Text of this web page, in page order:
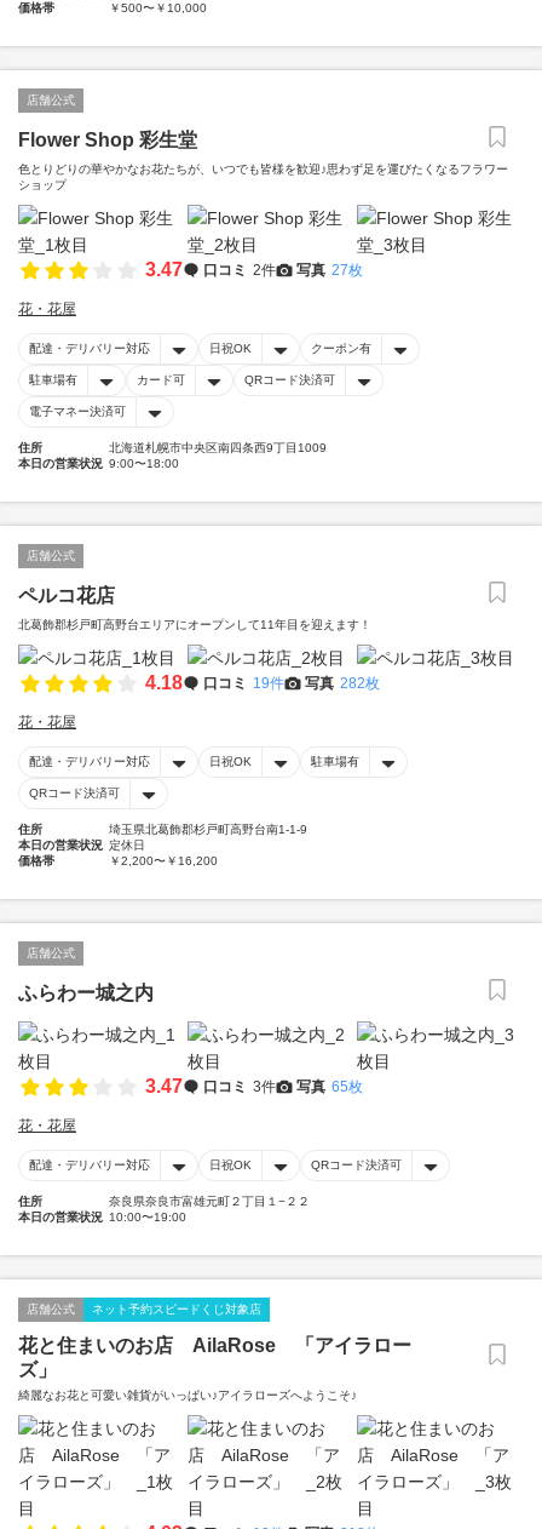
価格帯
￥500〜￥10,000
店舗公式
Flower Shop 彩生堂
色とりどりの華やかなお花たちが、いつでも皆様を歓迎♪思わず足を運びたくなるフラワー
ショップ
3.47 口コミ 2件 写真 27枚
花・花屋
配達・デリバリー対応 日祝OK クーポン有
駐車場有 カード可 QRコード決済可
電子マネー決済可
住所
北海道札幌市中央区南四条西9丁目1009
本日の営業状況 9:00〜18:00
店舗公式
ペルコ花店
北葛飾郡杉戸町高野台エリアにオープンして11年目を迎えます！
4.18 口コミ 19件 写真 282枚
花・花屋
配達・デリバリー対応 日祝OK 駐車場有
QRコード決済可
住所
埼玉県北葛飾郡杉戸町高野台南1-1-9
本日の営業状況 定休日
価格帯
￥2,200〜￥16,200
店舗公式
ふらわー城之内
3.47 口コミ 3件 写真 65枚
花・花屋
配達・デリバリー対応 日祝OK QRコード決済可
住所
奈良県奈良市富雄元町２丁目１−２２
本日の営業状況 10:00〜19:00
店舗公式 ネット予約スピードくじ対象店
花と住まいのお店 AilaRose 「アイラロー
ズ」
綺麗なお花と可愛い雑貨がいっぱい♪アイラローズへようこそ♪